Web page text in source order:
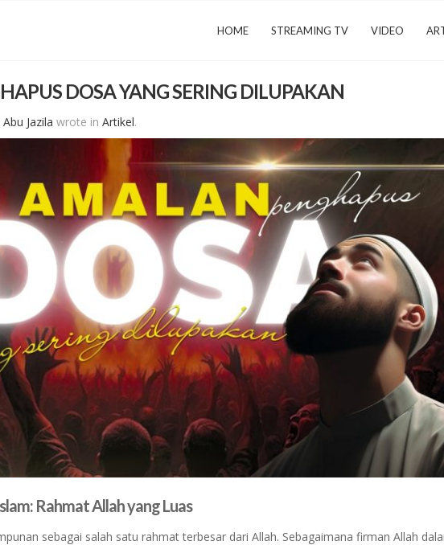
HOME STREAMING TV VIDEO
DOSA YANG SERING DILUPAKAN
Abu Jazila wrote in Artikel.
Rahmat Allah yang Luas
sebagai salah satu rahmat terbesar dari Allah. Sebagaimana firman Allah